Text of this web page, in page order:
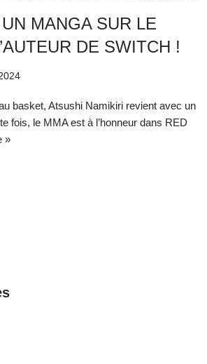
MANGA SUR LE
DE SWITCH !
basket, Atsushi Namikiri revient avec un
fois, le MMA est à l’honneur dans RED
»